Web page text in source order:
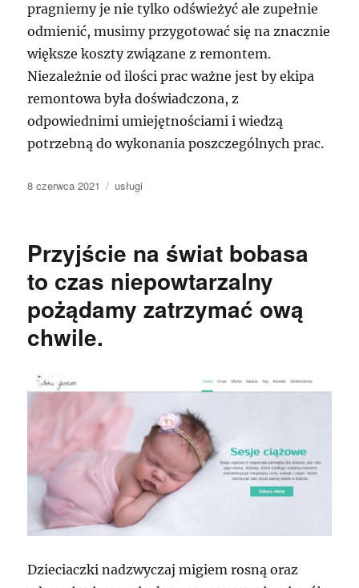
pragniemy je nie tylko odświeżyć ale zupełnie
odmienić, musimy przygotować się na znacznie
większe koszty związane z remontem.
Niezależnie od ilości prac ważne jest by ekipa
remontowa była doświadczona, z
odpowiednimi umiejętnościami i wiedzą
potrzebną do wykonania poszczególnych prac.
Data
8 czerwca 2021 Kategorie
usługi
Przyjście na świat bobasa
to czas niepowtarzalny
pożądamy zatrzymać ową
chwile.
Dzieciaczki nadzwyczaj migiem rosną oraz